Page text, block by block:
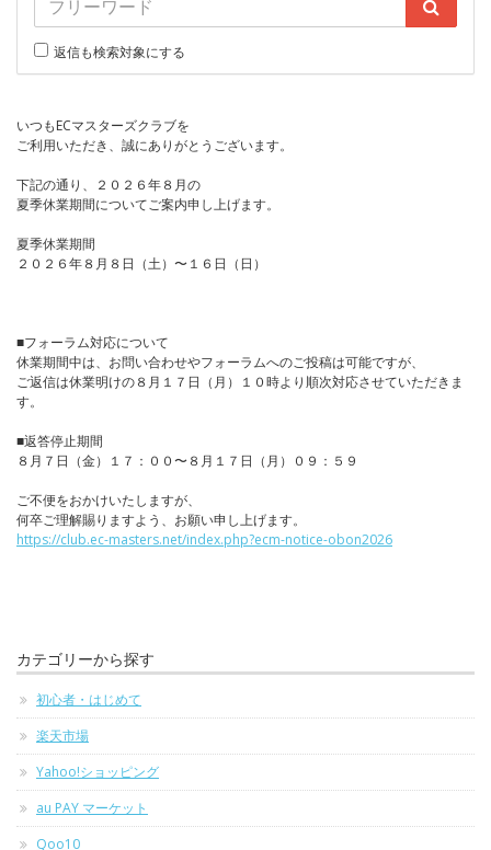
返信も検索対象にする
いつもECマスターズクラブを
ご利用いただき、誠にありがとうございます。
下記の通り、２０２６年８月の
夏季休業期間についてご案内申し上げます。
夏季休業期間
２０２６年８月８日（土）〜１６日（日）
■フォーラム対応について
休業期間中は、お問い合わせやフォーラムへのご投稿は可能ですが、
ご返信は休業明けの８月１７日（月）１０時より順次対応させていただきま
す。
■返答停止期間
８月７日（金）１７：００〜８月１７日（月）０９：５９
ご不便をおかけいたしますが、
何卒ご理解賜りますよう、お願い申し上げます。
https://club.ec-masters.net/index.php?ecm-notice-obon2026
カテゴリーから探す
初心者・はじめて
楽天市場
Yahoo!ショッピング
au PAY マーケット
Qoo10